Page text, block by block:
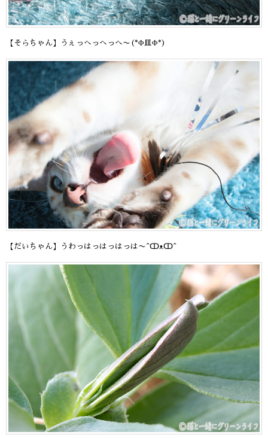
【そらちゃん】うぇっへっへっへ〜(*Φ皿Φ*)
【だいちゃん】うわっはっはっはっは〜^ↀᴥↀ^